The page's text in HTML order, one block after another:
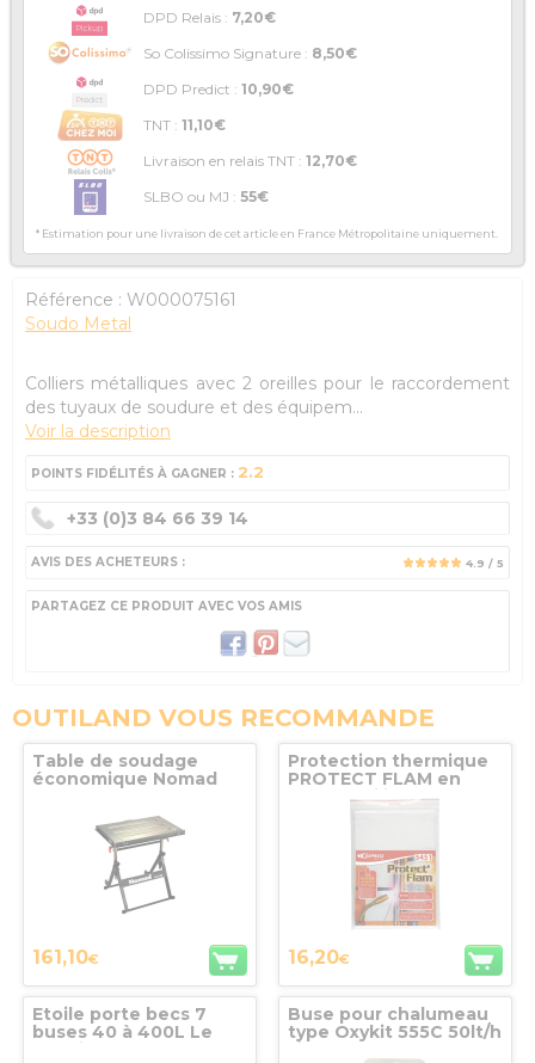
DPD Relais : 7,20€
So Colissimo Signature : 8,50€
DPD Predict : 10,90€
TNT : 11,10€
Livraison en relais TNT : 12,70€
SLBO ou MJ : 55€
* Estimation pour une livraison de cet article en France Métropolitaine uniquement.
Référence : W000075161
Soudo Metal
Colliers métalliques avec 2 oreilles pour le raccordement
des tuyaux de soudure et des équipem...
Voir la description
POINTS FIDÉLITÉS À GAGNER : 2.2
+33 (0)3 84 66 39 14
AVIS DES ACHETEURS : 4.9 / 5
PARTAGEZ CE PRODUIT AVEC VOS AMIS
OUTILAND VOUS RECOMMANDE
Table de soudage
économique Nomad
161,10€
Protection thermique
PROTECT FLAM en
fibre de silice Format
A4 - 5451
16,20€
Etoile porte becs 7
buses 40 à 400L Le
Lorrain M8x100
Buse pour chalumeau
type Oxykit 555C 50lt/h
Ø0.65mm Kemper